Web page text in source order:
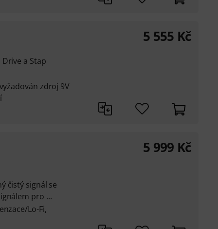
a Stap
zdroj 9V
5 555 Kč
čistý signál se
pro ...
Lo-Fi,
5 999 Kč